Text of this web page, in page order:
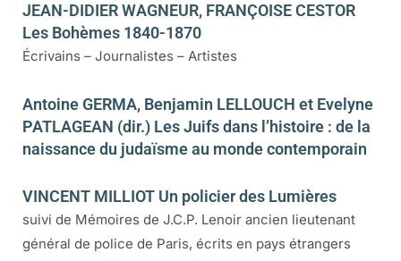
JEAN-DIDIER WAGNEUR, FRANÇOISE CESTOR
Les Bohèmes 1840-1870
Écrivains – Journalistes – Artistes
Antoine GERMA, Benjamin LELLOUCH et Evelyne
PATLAGEAN (dir.) Les Juifs dans l’histoire : de la
naissance du judaïsme au monde contemporain
VINCENT MILLIOT Un policier des Lumières
suivi de Mémoires de J.C.P. Lenoir ancien lieutenant
général de police de Paris, écrits en pays étrangers